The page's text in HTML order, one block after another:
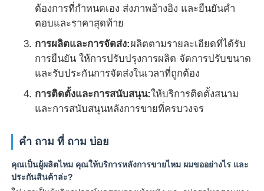
ต้องการที่กําหนดเอง ส่งภาพอ้างอิง และยืนยันคํา
ตอบและราคาสุดท้าย
การผลิตและการจัดส่ง:ผลิตตามรายละเอียดที่ได้รับ
การยืนยัน ให้การปรับปรุงการผลิต จัดการปรับขนาด
และรับประกันการจัดส่งในเวลาที่ถูกต้อง
การติดตั้งและการสนับสนุน:ให้บริการติดตั้งสนาม
และการสนับสนุนหลังการขายที่ครบวงจร
คํา ถาม ที่ ถาม บ่อย
คุณเป็นผู้ผลิตไหม คุณให้บริการหลังการขายไหม ผมขออย่างไร และ
ประกันสินค้าล่ะ?